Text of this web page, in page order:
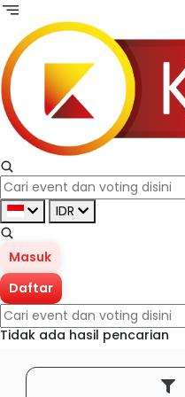
IDR
Masuk
Daftar
Tidak ada hasil pencarian